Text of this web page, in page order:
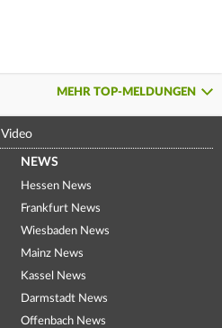
MEHR TOP-MELDUNGEN
Video
NEWS
Hessen News
Frankfurt News
Wiesbaden News
Mainz News
Kassel News
Darmstadt News
Offenbach News